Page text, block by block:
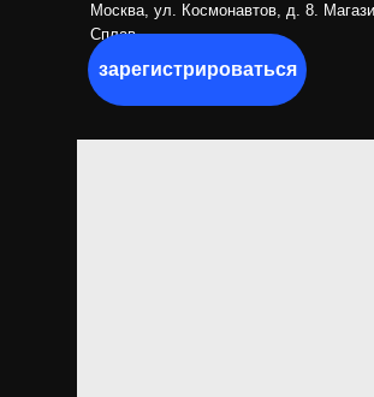
Москва, ул. Космонавтов, д. 8.
Сплав
зарегистрироваться